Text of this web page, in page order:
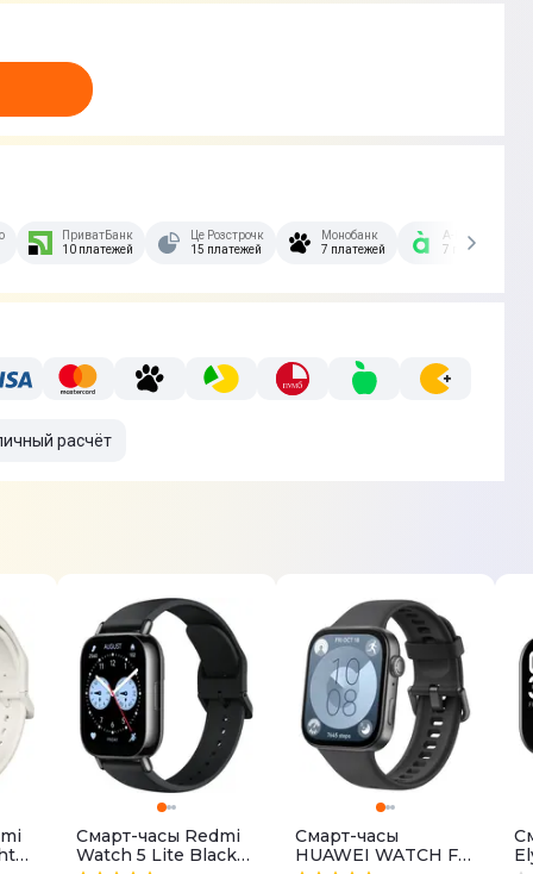
Скибочка.
ПриватБанк
10 платежей
Це Розстрочка
15 платежей
Монобанк
7 платежей
А-Банк
7 платежей
расчёт
Смарт-часы Redmi
Watch 5 Lite Black
Смарт-часы
HUAWEI WATCH FIT